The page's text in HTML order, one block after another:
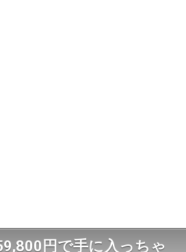
円で手に入っちゃ